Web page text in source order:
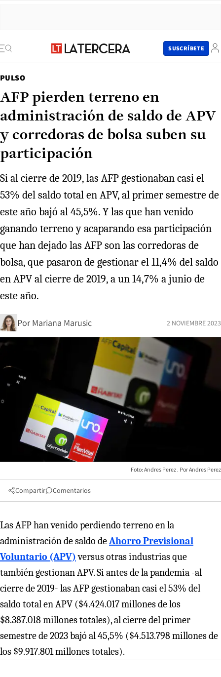
SUSCRÍBETE
PULSO
AFP pierden terreno en
administración de saldo de APV
y corredoras de bolsa suben su
participación
Si al cierre de 2019, las AFP gestionaban casi el
53% del saldo total en APV, al primer semestre de
este año bajó al 45,5%. Y las que han venido
ganando terreno y acaparando esa participación
que han dejado las AFP son las corredoras de
bolsa, que pasaron de gestionar el 11,4% del saldo
en APV al cierre de 2019, a un 14,7% a junio de
este año.
Por Mariana Marusic 2 NOVIEMBRE 2023
Foto: Andres Perez Andres Perez
Compartir Comentarios
Las AFP han venido perdiendo terreno en la
administración de saldo deAhorro Previsional
Voluntario (APV) versus otras industrias que
también gestionan APV. Si antes de la pandemia -al
cierre de 2019- las AFP gestionaban casi el 53% del
saldo total en APV ($4.424.017 millones de los
$8.387.018 millones totales), al cierre del primer
semestre de 2023 bajó al 45,5% ($4.513.798 millones de
los $9.917.801 millones totales).